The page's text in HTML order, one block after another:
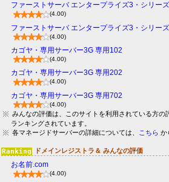
ファーストサーバ エンタープライズ3・シリー
(4.00)
ファーストサーバ エンタープライズ3・シリー
(4.00)
カゴヤ・専用サーバー3G 専用102
(4.00)
カゴヤ・専用サーバー3G 専用202
(4.00)
カゴヤ・専用サーバー3G 専用702
(4.00)
みんなの評価は、このサイトを利用されている方の
ランキングされています。
各マネージドサーバーの詳細については、
こちら か
ドメインレジストラ＆ みんなの評価
お名前.com
(4.00)